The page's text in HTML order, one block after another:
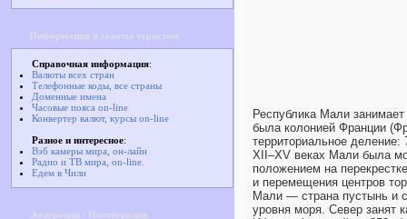
Информация и советы туристам
Справочная информация:
Валюты всех стран
Телефонные коды, все страны
Доменные имена
Часовые пояса on-line
Конвертер валют, курсы on-line
Разное и интересное:
Вэб камеры мира, он-лайн
Радио и ТВ мира, on-line.
Едем в Чили
Эмиграция / Иммиграция
Республика Мали
была колонией Франции
территориальное
XII–XV веках Мали была
положением на
и перемещения центров
Мали — страна пустынь и
уровня моря. Север занят